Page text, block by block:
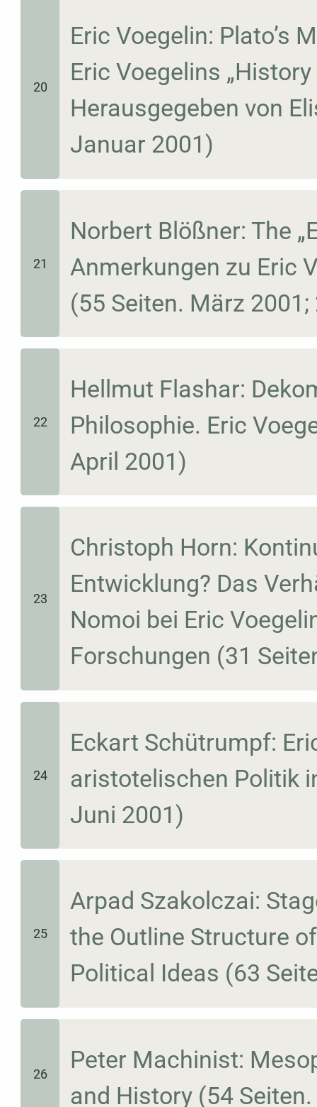
20
Eric Voegelin: Plato’s
Eric Voegelins
Herausgegeben von
Januar 2001)
21
Norbert Blößner: The
Anmerkungen zu Eric
(55 Seiten. März
22
Hellmut Flashar:
Philosophie. Eric
April 2001)
23
Christoph Horn:
Entwicklung? Das
Nomoi bei Eric
Forschungen (31
24
Eckart Schütrumpf:
aristotelischen Politik
Juni 2001)
25
Arpad Szakolczai:
the Outline Structure
Political Ideas (63
26
Peter Machinist:
and History (54